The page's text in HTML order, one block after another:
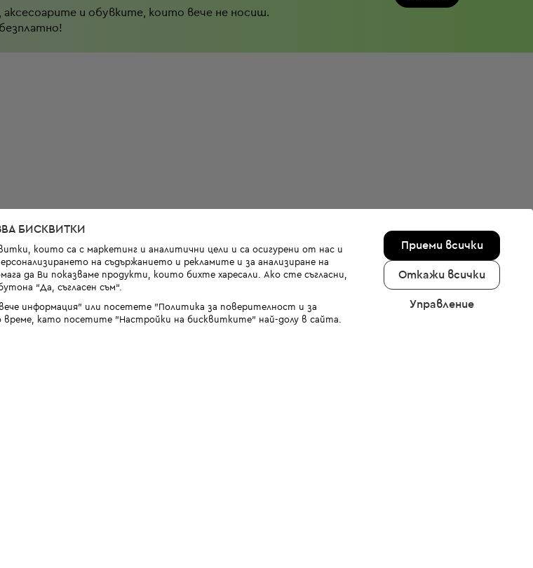
и обувките, които вече не носиш.
БИСКВИТКИ
които са с маркетинг и аналитични цели и са осигурени от нас и
на съдържанието и рекламите и за анализиране на
да Ви показваме продукти, които бихте харесали. Ако сте съгласни,
“Да, съгласен съм“.
информация" или посетете "Политика за поверителност и за
като посетите "Настройки на бисквитките" най-долу в сайта.
Приеми всички
Откажи всички
Управление